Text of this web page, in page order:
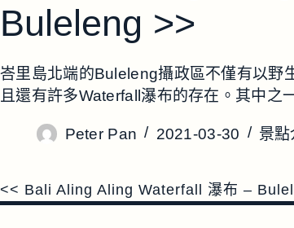
Buleleng >>
峇里島北端的Buleleng攝政區不僅有以野
且還有許多Waterfall瀑布的存在。其中之
Peter Pan 2021-03-30 景點
<< Bali Aling Aling Waterfall 瀑布 –